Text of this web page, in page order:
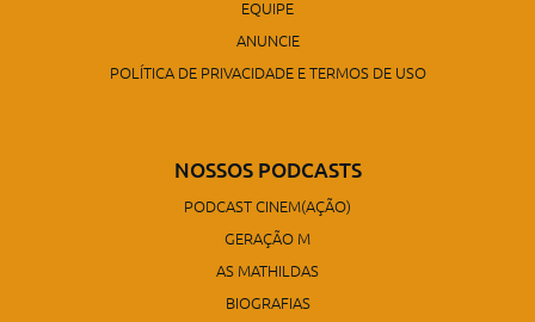
EQUIPE
ANUNCIE
POLÍTICA DE PRIVACIDADE E TERMOS DE USO
NOSSOS PODCASTS
PODCAST CINEM(AÇÃO)
GERAÇÃO M
AS MATHILDAS
BIOGRAFIAS